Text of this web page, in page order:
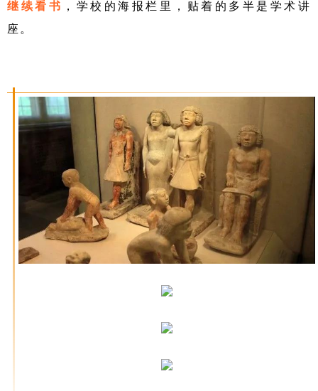
继续看书 ，学校的海报栏里，贴着的多半是学术讲
座。